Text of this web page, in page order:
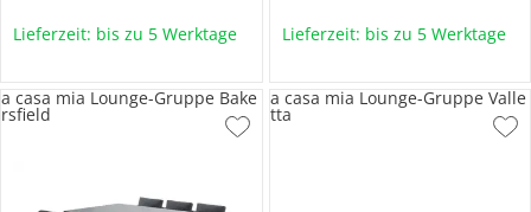
Lieferzeit: bis zu 5 Werktage Lieferzeit: bis zu 5 Werktage
a casa mia Lounge-Gruppe Bake
rsfield
a casa mia Lounge-Gruppe Valle
tta